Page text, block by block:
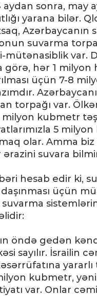
sonra, may
yarana bilər.
Azərbaycanın
suvarma
mütənasiblik var.
görə, hər 1 milyon
üçün 7-8
torpağı var.
milyon kubmetr
5
olar. Amma biz
suvara
hesab edir ki, su
üçün
öndə gedən
sayılır. İsrailin
yararlı
kubmetr,
var. Onlar